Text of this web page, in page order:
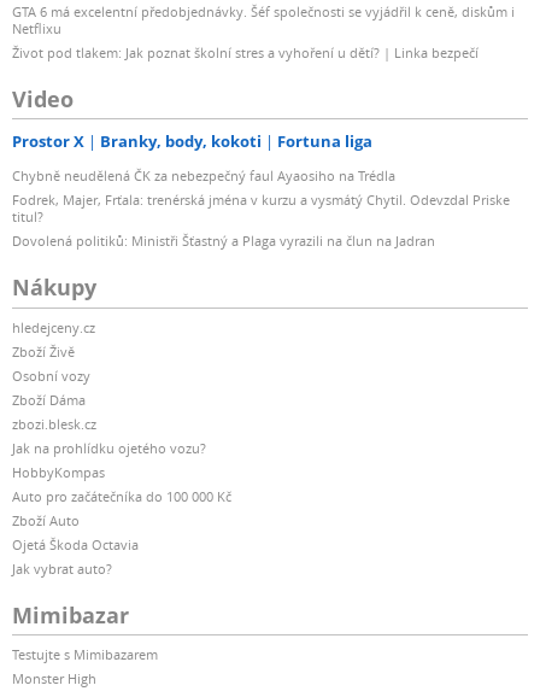
GTA 6 má excelentní předobjednávky. Šéf společnosti se vyjádřil k ceně, diskům i
Netflixu
Život pod tlakem: Jak poznat školní stres a vyhoření u dětí? | Linka bezpečí
Video
Prostor X Branky, body, kokoti Fortuna liga
Chybně neudělená ČK za nebezpečný faul Ayaosiho na Trédla
Fodrek, Majer, Frťala: trenérská jména v kurzu a vysmátý Chytil. Odevzdal Priske
titul?
Dovolená politiků: Ministři Šťastný a Plaga vyrazili na člun na Jadran
Nákupy
hledejceny.cz
Zboží Živě
Osobní vozy
Zboží Dáma
zbozi.blesk.cz
Jak na prohlídku ojetého vozu?
HobbyKompas
Auto pro začátečníka do 100 000 Kč
Zboží Auto
Ojetá Škoda Octavia
Jak vybrat auto?
Mimibazar
Testujte s Mimibazarem
Monster High